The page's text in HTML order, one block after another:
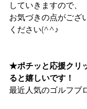
していきますので、
お気づきの点がござ
ください(^^♪
★ポチッと応援クリ
ると嬉しいです！
最近人気のゴルフブ